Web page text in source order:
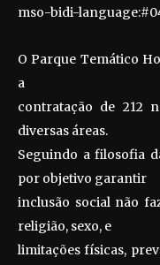
mso-bidi-
O Parque Temático
a
contratação de 212
diversas áreas.
Seguindo a filosofia
por objetivo garantir
inclusão social não
religião, sexo, e
limitações físicas,